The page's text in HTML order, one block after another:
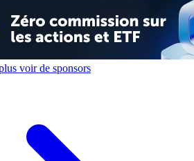
voir de sponsors